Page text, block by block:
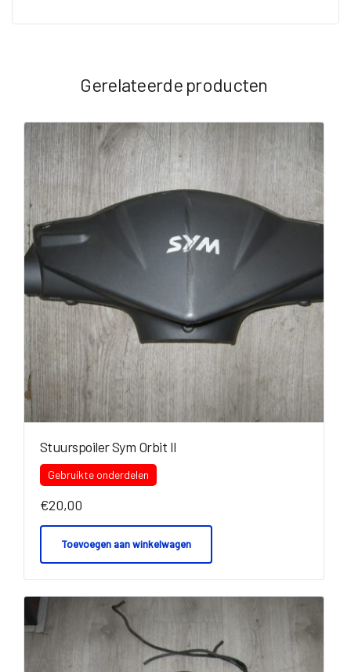
Gerelateerde producten
Stuurspoiler Sym Orbit II
Gebruikte onderdelen
€20,00
Toevoegen aan winkelwagen